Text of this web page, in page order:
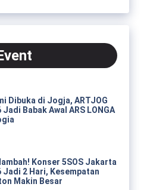
Dibuka di Jogja, ARTJOG
Jadi Babak Awal ARS LONGA
Konser 5SOS Jakarta
Jadi 2 Hari, Kesempatan
Makin Besar